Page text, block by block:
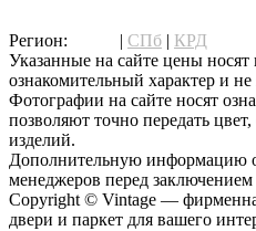
Регион: | СПб | КРД
Указанные на сайте цены
ознакомительный характер и
Фотографии на сайте носят
позволяют точно передать
изделий.
Дополнительную информацию о
менеджеров перед заключением
Copyright © Vintage —
двери и паркет для вашего